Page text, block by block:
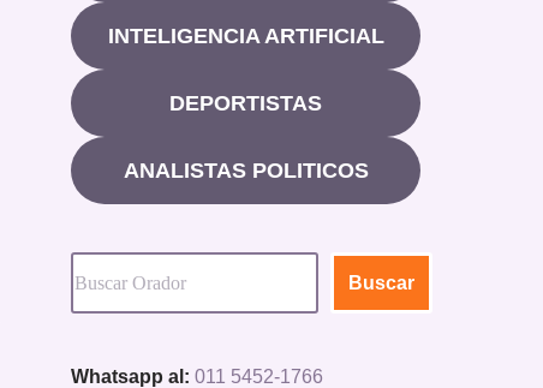
INTELIGENCIA ARTIFICIAL
DEPORTISTAS
ANALISTAS POLITICOS
Buscar
Whatsapp al: 011 5452-1766